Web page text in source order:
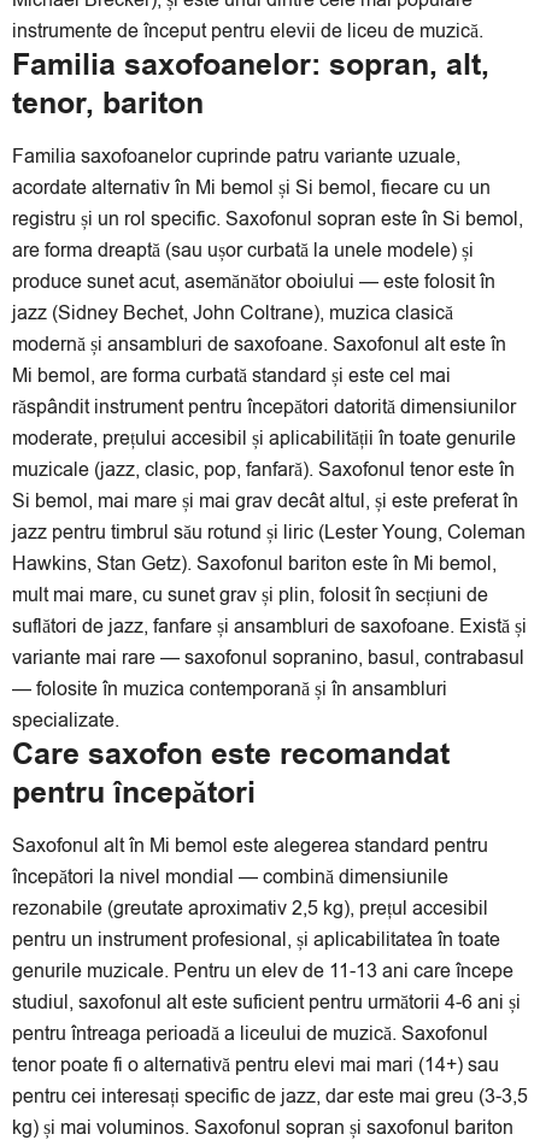
instrumente de început pentru elevii de liceu de muzică.
Familia saxofoanelor: sopran, alt,
tenor, bariton
Familia saxofoanelor cuprinde patru variante uzuale,
acordate alternativ în Mi bemol și Si bemol, fiecare cu un
registru și un rol specific. Saxofonul sopran este în Si bemol,
are forma dreaptă (sau ușor curbată la unele modele) și
produce sunet acut, asemănător oboiului — este folosit în
jazz (Sidney Bechet, John Coltrane), muzica clasică
modernă și ansambluri de saxofoane. Saxofonul alt este în
Mi bemol, are forma curbată standard și este cel mai
răspândit instrument pentru începători datorită dimensiunilor
moderate, prețului accesibil și aplicabilității în toate genurile
muzicale (jazz, clasic, pop, fanfară). Saxofonul tenor este în
Si bemol, mai mare și mai grav decât altul, și este preferat în
jazz pentru timbrul său rotund și liric (Lester Young, Coleman
Hawkins, Stan Getz). Saxofonul bariton este în Mi bemol,
mult mai mare, cu sunet grav și plin, folosit în secțiuni de
suflători de jazz, fanfare și ansambluri de saxofoane. Există și
variante mai rare — saxofonul sopranino, basul, contrabasul
— folosite în muzica contemporană și în ansambluri
specializate.
Care saxofon este recomandat
pentru începători
Saxofonul alt în Mi bemol este alegerea standard pentru
începători la nivel mondial — combină dimensiunile
rezonabile (greutate aproximativ 2,5 kg), prețul accesibil
pentru un instrument profesional, și aplicabilitatea în toate
genurile muzicale. Pentru un elev de 11-13 ani care începe
studiul, saxofonul alt este suficient pentru următorii 4-6 ani și
pentru întreaga perioadă a liceului de muzică. Saxofonul
tenor poate fi o alternativă pentru elevi mai mari (14+) sau
pentru cei interesați specific de jazz, dar este mai greu (3-3,5
kg) și mai voluminos. Saxofonul sopran și saxofonul bariton